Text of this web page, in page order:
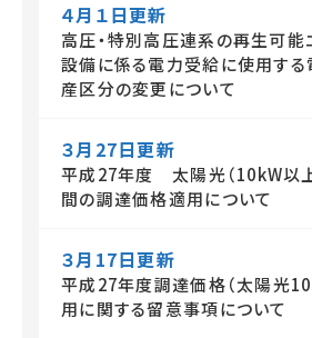
４月１日更新
高圧・特別高圧連系の再生可能
設備に係る電力受給に使用す
産区分の変更について
３月27日更新
平成27年度 太陽光（10kW以
間の調達価格適用について
３月17日更新
平成27年度調達価格（太陽光
用に関する留意事項について